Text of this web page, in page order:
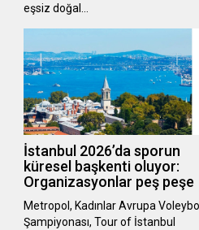
eşsiz doğal…
İstanbul 2026’da sporun
küresel başkenti oluyor:
Organizasyonlar peş peşe
Metropol, Kadınlar Avrupa Voleybol
Şampiyonası, Tour of İstanbul